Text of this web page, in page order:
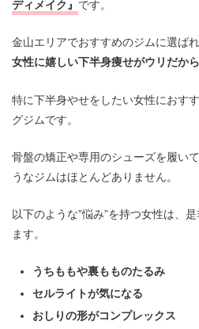
ディメイク』 です。
金山エリアでおすすめのジムに選ばれ
女性に嬉しい下半身痩せがウリだから
特に下半身やせをしたい女性におす
グジムです。
骨盤の矯正や専用のシューズを履い
うなジムはほとんどありません。
以下のような”悩み”を持つ女性は、
ます。
うちももや裏もものたるみ
セルライトが気になる
おしりの形がコンプレックス